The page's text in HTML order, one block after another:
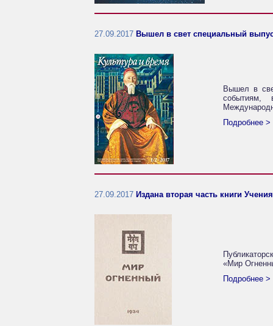
27.09.2017 Вышел в свет специальный
Вышел в
событиям,
Подробнее >
27.09.2017 Издана вторая часть книги
«Мир
Подробнее >